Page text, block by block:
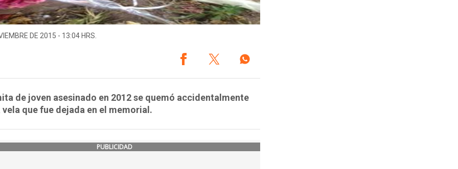
DE 2015 - 13:04 HRS.
de joven asesinado en 2012 se quemó accidentalmente
vela que fue dejada en el memorial.
PUBLICIDAD